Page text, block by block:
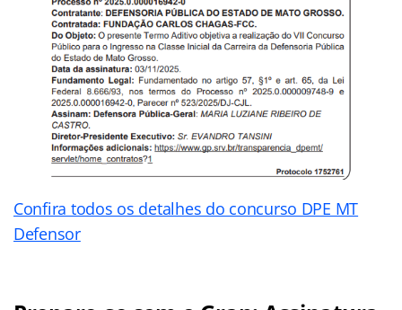
Confira todos os detalhes do concurso DPE MT
Defensor